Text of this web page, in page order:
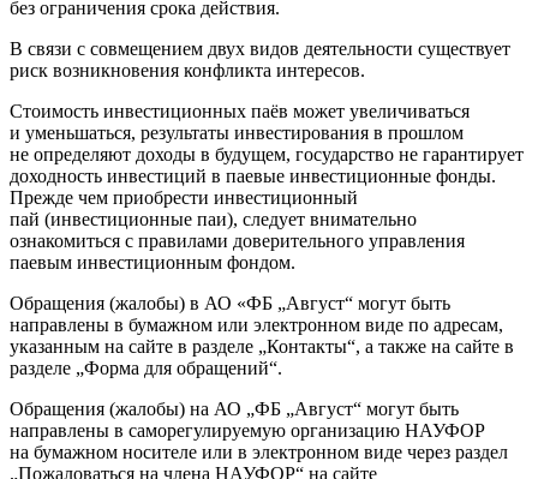
без ограничения срока действия.
В связи с совмещением двух видов деятельности существует
риск возникновения конфликта интересов.
Стоимость инвестиционных паёв может увеличиваться
и уменьшаться, результаты инвестирования в прошлом
не определяют доходы в будущем, государство не гарантирует
доходность инвестиций в паевые инвестиционные фонды.
Прежде чем приобрести инвестиционный
пай (инвестиционные паи), следует внимательно
ознакомиться с правилами доверительного управления
паевым инвестиционным фондом.
Обращения (жалобы) в АО «ФБ „Август“ могут быть
направлены в бумажном или электронном виде по адресам,
указанным на сайте в разделе „Контакты“, а также на сайте в
разделе „Форма для обращений“.
Обращения (жалобы) на АО „ФБ „Август“ могут быть
направлены в саморегулируемую организацию НАУФОР
на бумажном носителе или в электронном виде через раздел
„Пожаловаться на члена НАУФОР“ на сайте